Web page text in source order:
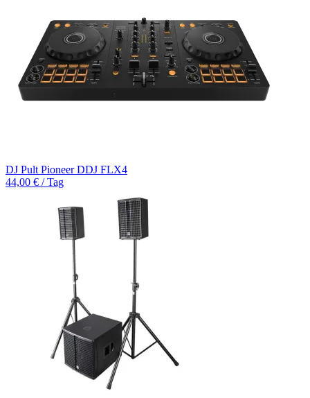
DJ Pult Pioneer DDJ FLX4
44,00 € / Tag